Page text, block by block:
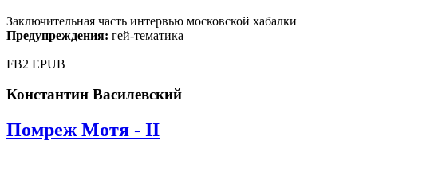
Заключительная часть интервью московской хабалки
Предупреждения: гей-тематика
FB2 EPUB
Константин Василевский
Помреж Мотя - II